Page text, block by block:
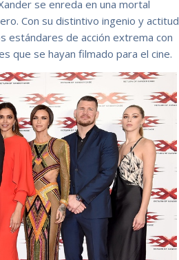
se enreda en una mortal
Con su distintivo ingenio y actitud
estándares de acción extrema con
que se hayan filmado para el cine.